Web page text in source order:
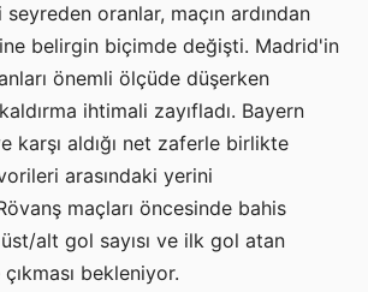
oranlar, maçın ardından
belirgin biçimde değişti. Madrid'in
önemli ölçüde düşerken
ihtimali zayıfladı. Bayern
karşı aldığı net zaferle birlikte
arasındaki yerini
maçları öncesinde bahis
alt gol sayısı ve ilk gol atan
bekleniyor.